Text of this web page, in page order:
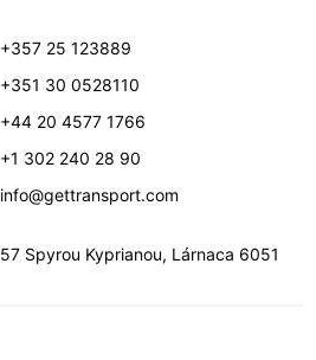
+357 25 123889
+351 30 0528110
+44 20 4577 1766
+1 302 240 28 90
info@gettransport.com
57 Spyrou Kyprianou, Lárnaca 6051